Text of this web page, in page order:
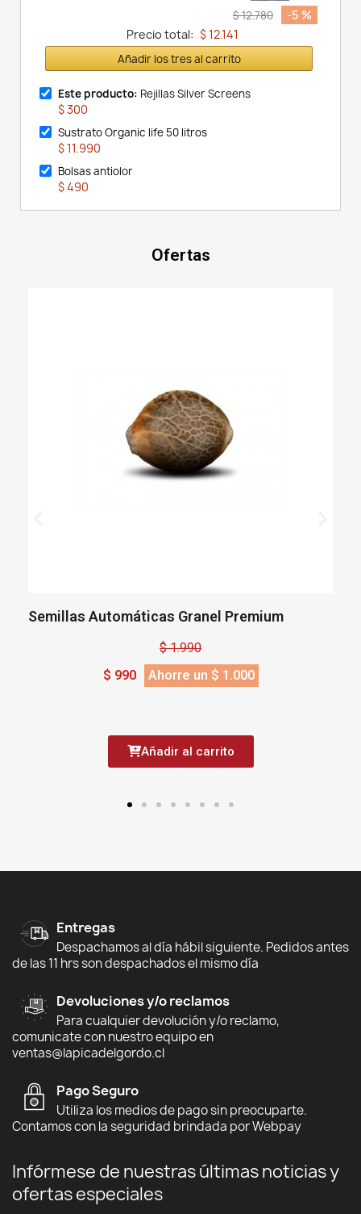
$ 12.780
-5 %
Precio total: $ 12.141
Añadir los tres al carrito
Este producto: Rejillas Silver Screens
$ 300
Sustrato Organic life 50 litros
$ 11.990
Bolsas antiolor
$ 490
Ofertas
Semillas Automáticas Granel Premium
$ 1.990
$ 990
Ahorre un $ 1.000
Añadir al carrito
Entregas
Despachamos al día hábil siguiente. Pedidos antes
de las 11 hrs son despachados el mismo día
Devoluciones y/o reclamos
Para cualquier devolución y/o reclamo,
comunicate con nuestro equipo en
ventas@lapicadelgordo.cl
Pago Seguro
Utiliza los medios de pago sin preocuparte.
Contamos con la seguridad brindada por Webpay
Infórmese de nuestras últimas noticias y
ofertas especiales